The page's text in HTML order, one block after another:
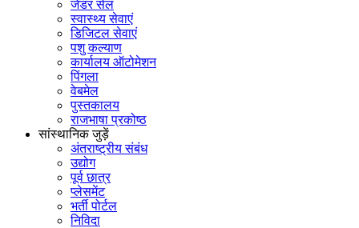
जेंडर सेल
स्वास्थ्य सेवाएं
डिजिटल सेवाएं
पशु कल्याण
कार्यालय ऑटोमेशन
पिंगला
वेबमेल
पुस्तकालय
राजभाषा प्रकोष्ठ
सांस्थानिक जुड़ें
अंतराष्ट्रीय संबंध
उद्योग
पूर्व छात्र
प्लेसमेंट
भर्ती पोर्टल
निविदा